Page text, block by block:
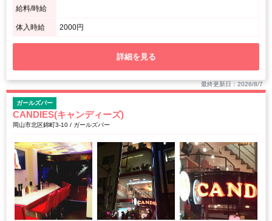
給料/時給
体入時給 2000円
詳細を見る
最終更新日：2026/8/7
ガールズバー
CANDIES(キャンディーズ)
岡山市北区錦町3-10 / ガールズバー